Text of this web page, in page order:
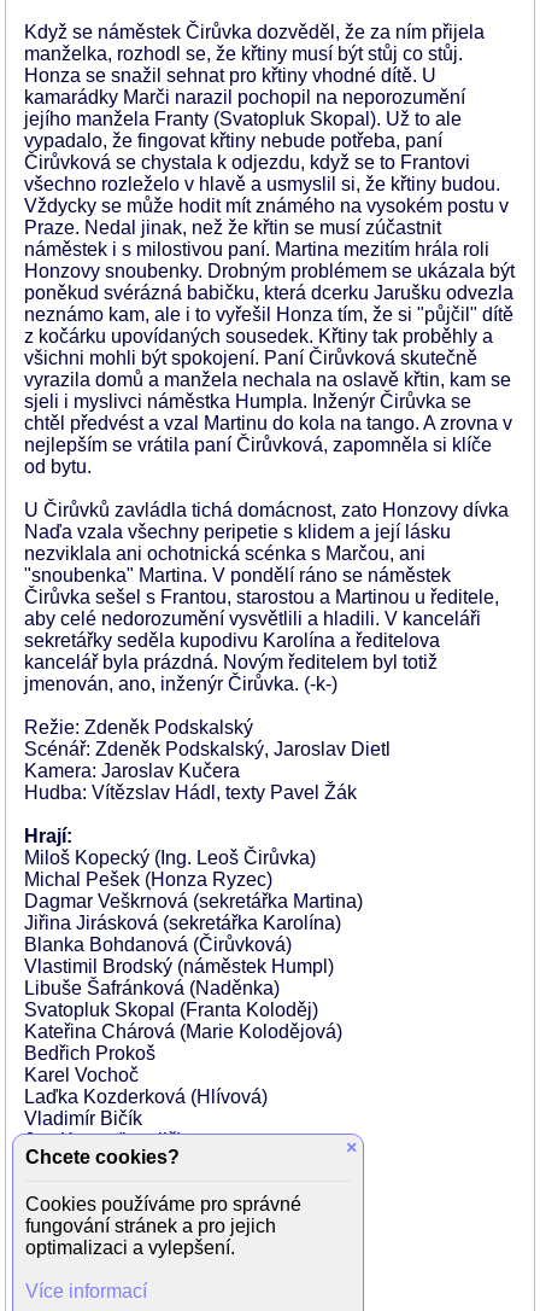
Když se náměstek Čirůvka dozvěděl, že za ním přijela
manželka, rozhodl se, že křtiny musí být stůj co stůj.
Honza se snažil sehnat pro křtiny vhodné dítě. U
kamarádky Marči narazil pochopil na neporozumění
jejího manžela Franty (Svatopluk Skopal). Už to ale
vypadalo, že fingovat křtiny nebude potřeba, paní
Čirůvková se chystala k odjezdu, když se to Frantovi
všechno rozleželo v hlavě a usmyslil si, že křtiny budou.
Vždycky se může hodit mít známého na vysokém postu v
Praze. Nedal jinak, než že křtin se musí zúčastnit
náměstek i s milostivou paní. Martina mezitím hrála roli
Honzovy snoubenky. Drobným problémem se ukázala být
poněkud svérázná babičku, která dcerku Jarušku odvezla
neznámo kam, ale i to vyřešil Honza tím, že si "půjčil" dítě
z kočárku upovídaných sousedek. Křtiny tak proběhly a
všichni mohli být spokojení. Paní Čirůvková skutečně
vyrazila domů a manžela nechala na oslavě křtin, kam se
sjeli i myslivci náměstka Humpla. Inženýr Čirůvka se
chtěl předvést a vzal Martinu do kola na tango. A zrovna v
nejlepším se vrátila paní Čirůvková, zapomněla si klíče
od bytu.
U Čirůvků zavládla tichá domácnost, zato Honzovy dívka
Naďa vzala všechny peripetie s klidem a její lásku
nezviklala ani ochotnická scénka s Marčou, ani
"snoubenka" Martina. V pondělí ráno se náměstek
Čirůvka sešel s Frantou, starostou a Martinou u ředitele,
aby celé nedorozumění vysvětlili a hladili. V kanceláři
sekretářky seděla kupodivu Karolína a ředitelova
kancelář byla prázdná. Novým ředitelem byl totiž
jmenován, ano, inženýr Čirůvka. (-k-)
Režie: Zdeněk Podskalský
Scénář: Zdeněk Podskalský, Jaroslav Dietl
Kamera: Jaroslav Kučera
Hudba: Vítězslav Hádl, texty Pavel Žák
Hrají:
Miloš Kopecký (Ing. Leoš Čirůvka)
Michal Pešek (Honza Ryzec)
Dagmar Veškrnová (sekretářka Martina)
Jiřina Jirásková (sekretářka Karolína)
Blanka Bohdanová (Čirůvková)
Vlastimil Brodský (náměstek Humpl)
Libuše Šafránková (Naděnka)
Svatopluk Skopal (Franta Koloděj)
Kateřina Chárová (Marie Kolodějová)
Bedřich Prokoš
Karel Vochoč
Laďka Kozderková (Hlívová)
Vladimír Bičík
Jan Kraus (kreslič)
Karel Hábl
Raoul Schránil
Alena Karešová
Vladimír Hrubý
Jarmila Medvídková
×
Chcete cookies?
Cookies používáme pro správné
fungování stránek a pro jejich
optimalizaci a vylepšení.
Více informací